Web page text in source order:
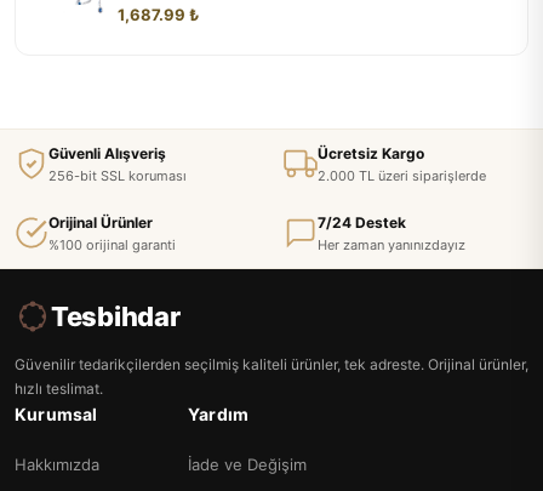
1,687.99 ₺
Güvenli Alışveriş
256-bit SSL koruması
Ücretsiz Kargo
2.000 TL üzeri siparişlerde
Orijinal Ürünler
%100 orijinal garanti
7/24 Destek
Her zaman yanınızdayız
Tesbihdar
Güvenilir tedarikçilerden seçilmiş kaliteli ürünler, tek adreste. Orijinal ürünler,
hızlı teslimat.
Kurumsal
Hakkımızda
Yardım
İade ve Değişim